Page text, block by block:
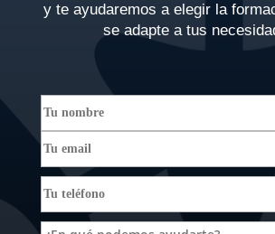
y te ayudaremos a elegir la
se adapte a tus